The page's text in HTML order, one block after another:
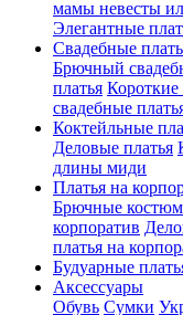
мамы невесты
Элегантные
Свадебные
Брючный
платья Короткие
свадебные
Коктейльные
Деловые платья
длины миди
Платья на
Брючные
корпоратив
платья на
Будуарные
Аксессуары
Обувь Сумки